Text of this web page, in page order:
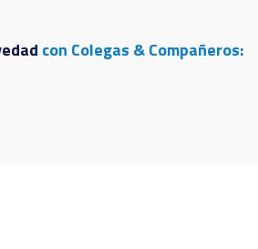
con Colegas & Compañeros: